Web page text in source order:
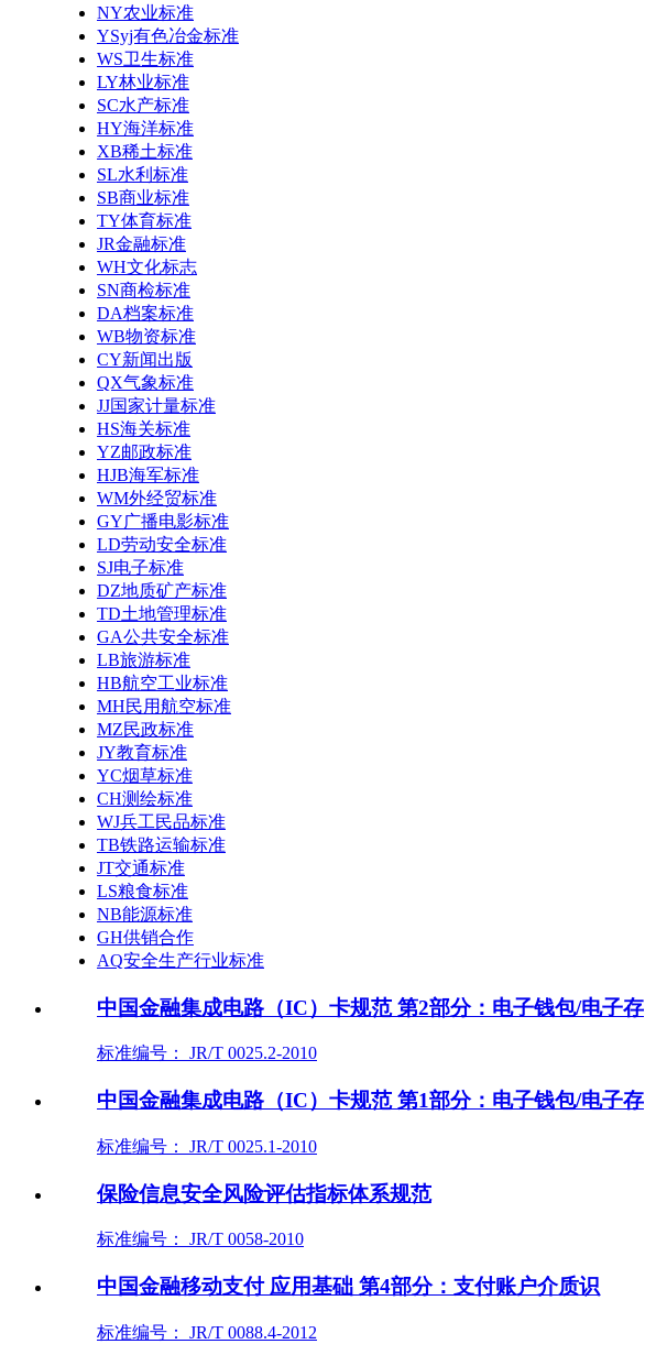
NY农业标准
YSyj有色冶金标准
WS卫生标准
LY林业标准
SC水产标准
HY海洋标准
XB稀土标准
SL水利标准
SB商业标准
TY体育标准
JR金融标准
WH文化标志
SN商检标准
DA档案标准
WB物资标准
CY新闻出版
QX气象标准
JJ国家计量标准
HS海关标准
YZ邮政标准
HJB海军标准
WM外经贸标准
GY广播电影标准
LD劳动安全标准
SJ电子标准
DZ地质矿产标准
TD土地管理标准
GA公共安全标准
LB旅游标准
HB航空工业标准
MH民用航空标准
MZ民政标准
JY教育标准
YC烟草标准
CH测绘标准
WJ兵工民品标准
TB铁路运输标准
JT交通标准
LS粮食标准
NB能源标准
GH供销合作
AQ安全生产行业标准
中国金融集成电路（IC）卡规范 第2部分：电子钱包/电子存
标准编号： JR/T 0025.2-2010
中国金融集成电路（IC）卡规范 第1部分：电子钱包/电子存
标准编号： JR/T 0025.1-2010
保险信息安全风险评估指标体系规范
标准编号： JR/T 0058-2010
中国金融移动支付 应用基础 第4部分：支付账户介质识
标准编号： JR/T 0088.4-2012